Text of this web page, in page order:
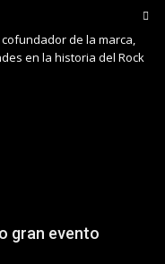
de la marca,
en la historia del Rock
gran evento